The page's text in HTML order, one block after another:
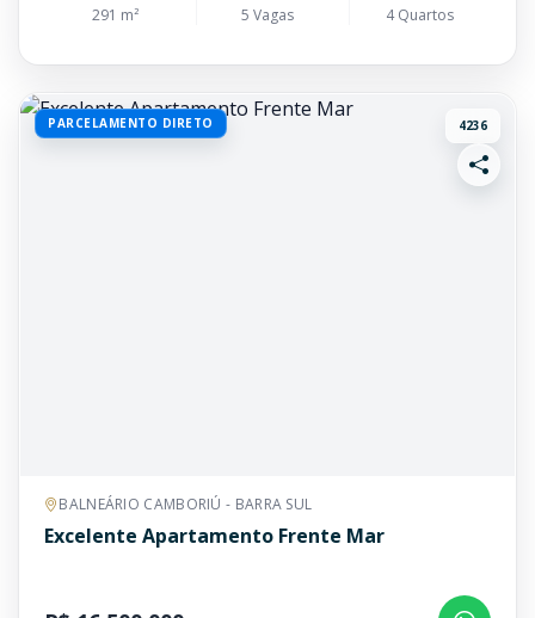
291 m² 5 Vagas 4 Quartos
PARCELAMENTO DIRETO 4236
BALNEÁRIO CAMBORIÚ - BARRA SUL
Excelente Apartamento Frente Mar